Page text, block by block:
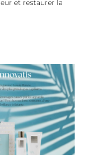
et restaurer la